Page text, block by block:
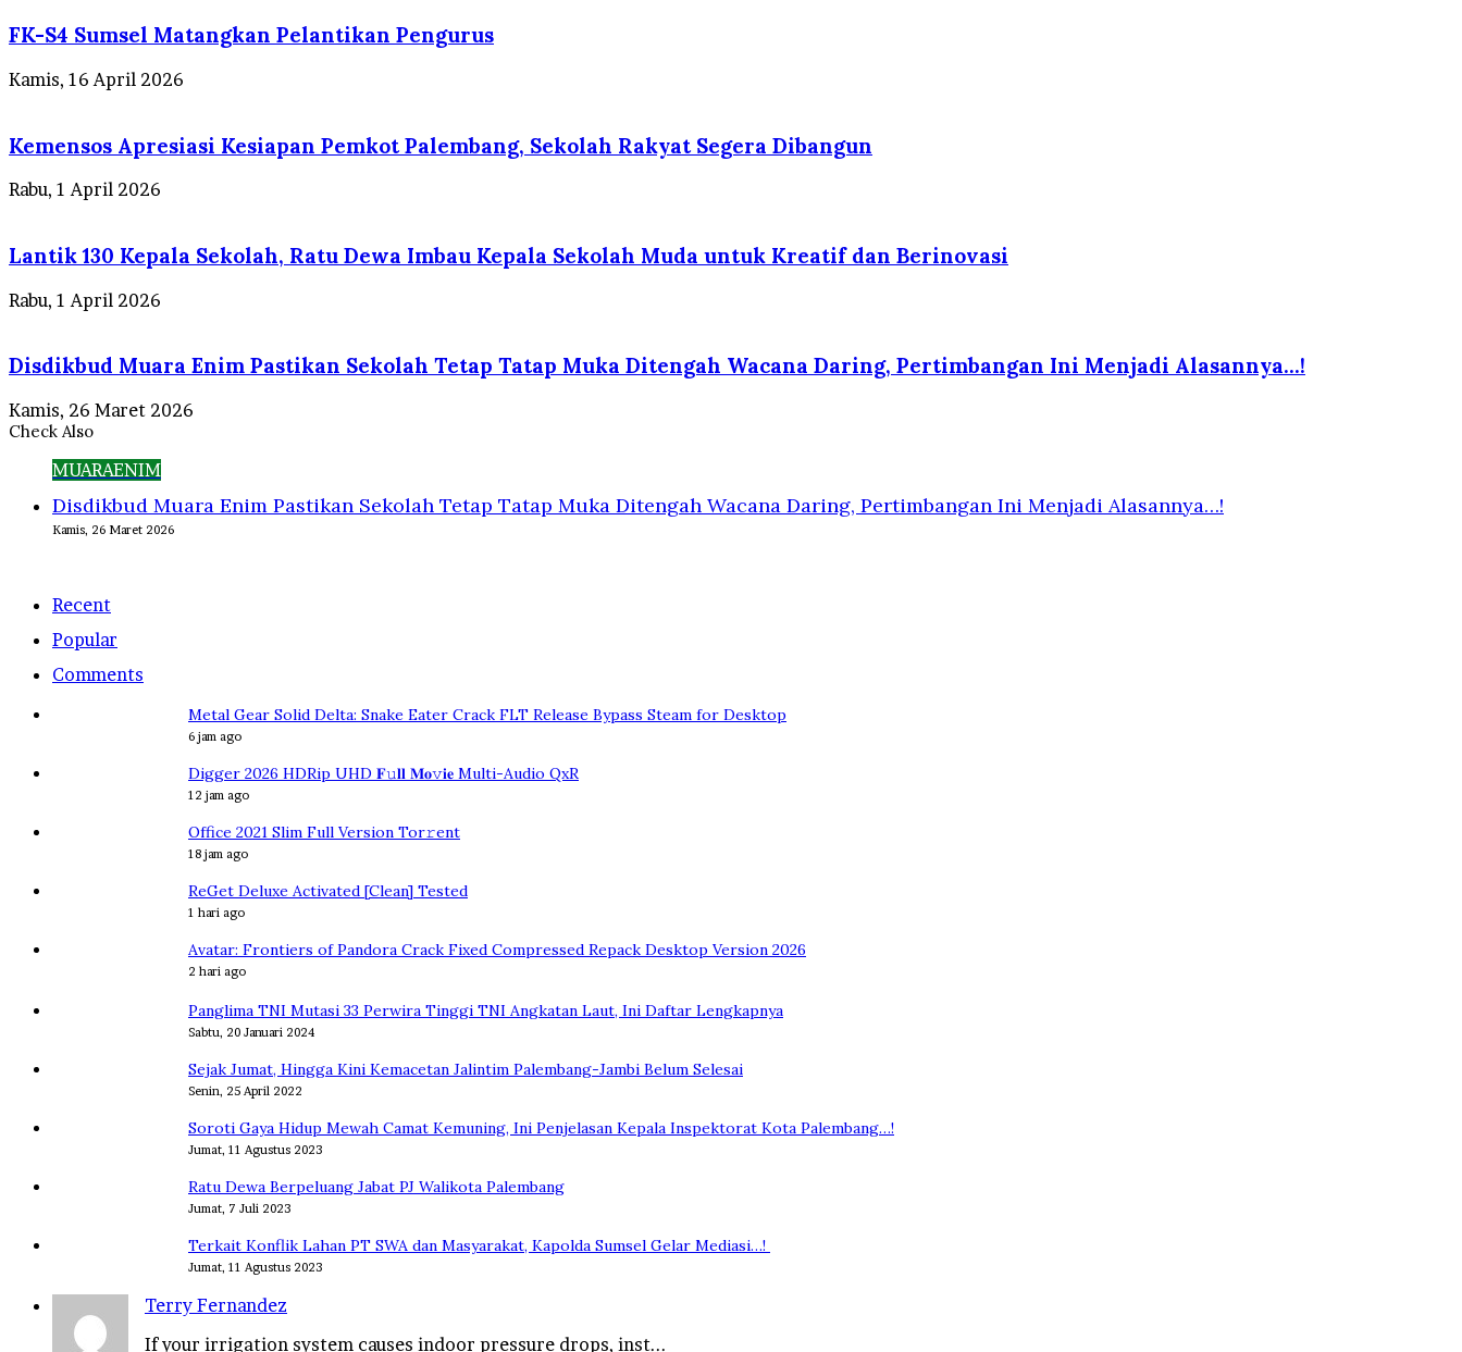
FK-S4 Sumsel Matangkan Pelantikan Pengurus
Kamis, 16 April 2026
Kemensos Apresiasi Kesiapan Pemkot Palembang, Sekolah Rakyat Segera Dibangun
Rabu, 1 April 2026
Lantik 130 Kepala Sekolah, Ratu Dewa Imbau Kepala Sekolah Muda untuk Kreatif dan Berinovasi
Rabu, 1 April 2026
Disdikbud Muara Enim Pastikan Sekolah Tetap Tatap Muka Ditengah Wacana Daring, Pertimbangan Ini Menjadi Alasannya…!
Kamis, 26 Maret 2026
Check Also
MUARAENIM
Disdikbud Muara Enim Pastikan Sekolah Tetap Tatap Muka Ditengah Wacana Daring, Pertimbangan Ini Menjadi Alasannya…!
Kamis, 26 Maret 2026
Recent
Popular
Comments
Metal Gear Solid Delta: Snake Eater Crack FLT Release Bypass Steam for Desktop
6 jam ago
Digger 2026 HDRip UHD 𝐅𝚞𝐥𝐥 𝐌𝐨𝚟𝐢𝐞 Multi-Audio QxR
12 jam ago
Office 2021 Slim Full Version Tor𝚛ent
18 jam ago
ReGet Deluxe Activated [Clean] Tested
1 hari ago
Avatar: Frontiers of Pandora Crack Fixed Compressed Repack Desktop Version 2026
2 hari ago
Panglima TNI Mutasi 33 Perwira Tinggi TNI Angkatan Laut, Ini Daftar Lengkapnya
Sabtu, 20 Januari 2024
Sejak Jumat, Hingga Kini Kemacetan Jalintim Palembang-Jambi Belum Selesai
Senin, 25 April 2022
Soroti Gaya Hidup Mewah Camat Kemuning, Ini Penjelasan Kepala Inspektorat Kota Palembang…!
Jumat, 11 Agustus 2023
Ratu Dewa Berpeluang Jabat PJ Walikota Palembang
Jumat, 7 Juli 2023
Terkait Konflik Lahan PT SWA dan Masyarakat, Kapolda Sumsel Gelar Mediasi…!
Jumat, 11 Agustus 2023
Terry Fernandez
If your irrigation system causes indoor pressure drops, inst...